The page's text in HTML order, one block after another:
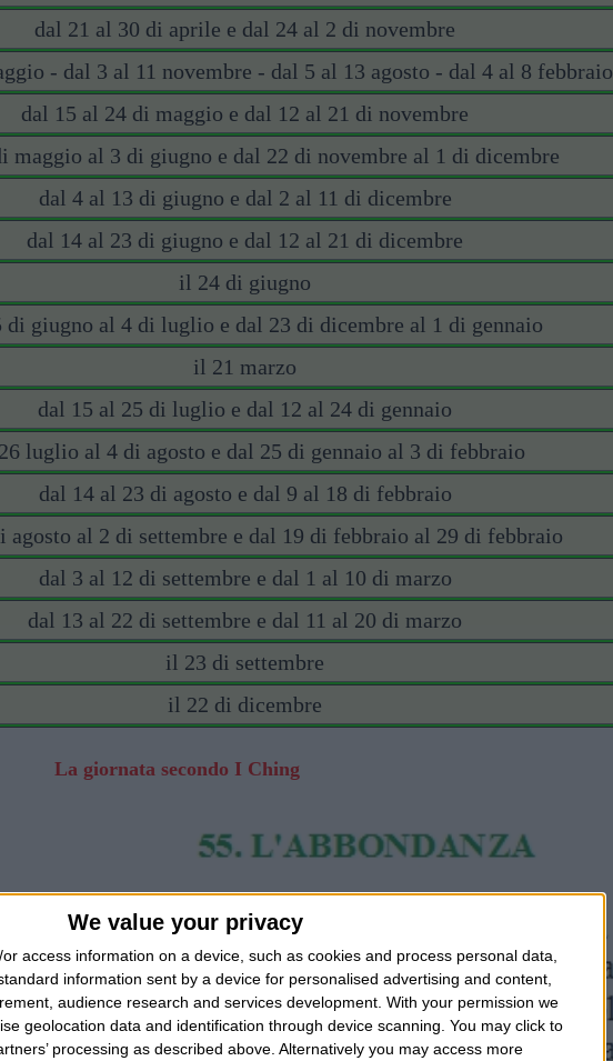
We value your privacy
access information on a device, such as cookies and process personal data,
information sent by a device for personalised advertising and content,
audience research and services development. With your permission we
geolocation data and identification through device scanning. You may click to
processing as described above. Alternatively you may access more
dal 21 al 30 di aprile e dal 24 al 2 di novembre
- dal 3 al 11 novembre - dal 5 al 13 agosto - dal 4 al 8 febbraio
dal 15 al 24 di maggio e dal 12 al 21 di novembre
maggio al 3 di giugno e dal 22 di novembre al 1 di dicembre
dal 4 al 13 di giugno e dal 2 al 11 di dicembre
dal 14 al 23 di giugno e dal 12 al 21 di dicembre
il 24 di giugno
di giugno al 4 di luglio e dal 23 di dicembre al 1 di gennaio
il 21 marzo
dal 15 al 25 di luglio e dal 12 al 24 di gennaio
luglio al 4 di agosto e dal 25 di gennaio al 3 di febbraio
dal 14 al 23 di agosto e dal 9 al 18 di febbraio
agosto al 2 di settembre e dal 19 di febbraio al 29 di febbraio
dal 3 al 12 di settembre e dal 1 al 10 di marzo
dal 13 al 22 di settembre e dal 11 al 20 di marzo
il 23 di settembre
il 22 di dicembre
La giornata secondo I Ching